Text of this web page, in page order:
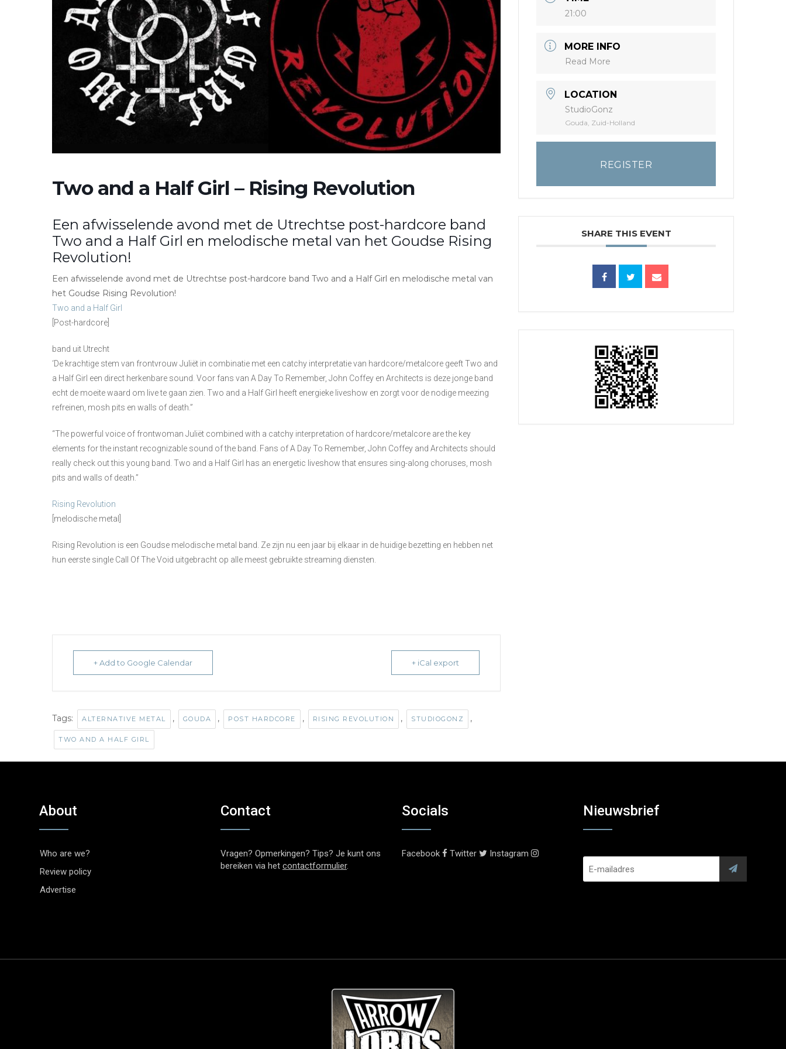
Two and a Half Girl – Rising Revolution
Een afwisselende avond met de Utrechtse post-hardcore band
Two and a Half Girl en melodische metal van het Goudse Rising
Revolution!
Een afwisselende avond met de Utrechtse post-hardcore band Two and a Half Girl en melodische metal van
het Goudse Rising Revolution!
Two and a Half Girl
[Post-hardcore]
band uit Utrecht
‘De krachtige stem van frontvrouw Juliët in combinatie met een catchy interpretatie van hardcore/metalcore geeft Two and
a Half Girl een direct herkenbare sound. Voor fans van A Day To Remember, John Coffey en Architects is deze jonge band
echt de moeite waard om live te gaan zien. Two and a Half Girl heeft energieke liveshow en zorgt voor de nodige meezing
refreinen, mosh pits en walls of death.”
“The powerful voice of frontwoman Juliët combined with a catchy interpretation of hardcore/metalcore are the key
elements for the instant recognizable sound of the band. Fans of A Day To Remember, John Coffey and Architects should
really check out this young band. Two and a Half Girl has an energetic liveshow that ensures sing-along choruses, mosh
pits and walls of death.”
Rising Revolution
[melodische metal]
Rising Revolution is een Goudse melodische metal band. Ze zijn nu een jaar bij elkaar in de huidige bezetting en hebben net
hun eerste single Call Of The Void uitgebracht op alle meest gebruikte streaming diensten.
+ Add to Google Calendar + iCal export
Tags: ALTERNATIVE METAL , GOUDA , POST HARDCORE , RISING REVOLUTION , STUDIOGONZ ,
TWO AND A HALF GIRL
21:00
MORE INFO
Read More
LOCATION
StudioGonz
Gouda, Zuid-Holland
REGISTER
SHARE THIS EVENT
About
Who are we?
Review policy
Advertise
Contact
Vragen? Opmerkingen? Tips? Je kunt ons
bereiken via het contactformulier.
Socials
Facebook Twitter Instagram
Nieuwsbrief